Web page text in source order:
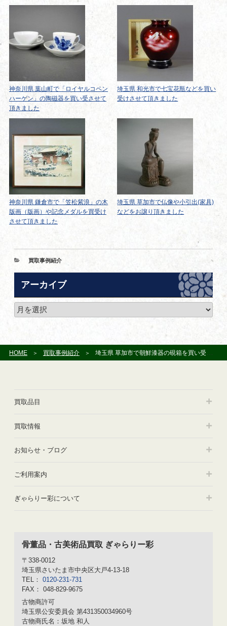
神奈川県 葉山町で「ロイヤルコペン
ハーゲン」の陶磁器を買い受させて
頂きました
埼玉県 和光市で七宝花瓶などを買い
受けさせて頂きました
神奈川県 鎌倉市で「笠松紫浪」の木
版画（版画）や記念メダルを買受け
させて頂きました
埼玉県 草加市で仏像や小引出(家具)
などをお譲り頂きました
カ
リ
買取事例紹介
アーカイブ
ア
ー
ブ
HOME 買取事例紹介 埼玉県 草加市で朝鮮漆器の硯箱を買い受けさせて頂きました
買取品目
買取情報
お知らせ・ブログ
ご利用案内
ぎゃらりー彩について
骨董品・古美術品買取 ぎゃらりー彩
〒338-0012
埼玉県さいたま市中央区大戸4-13-18
TEL： 0120-231-731
FAX： 048-829-9675
古物商許可
埼玉県公安委員会 第431350034960号
古物商氏名：坂地 和人